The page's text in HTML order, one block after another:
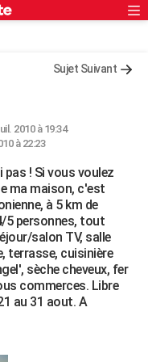
Sujet Suivant
2010 à 19:34
à 22:23
pas ! Si vous voulez
ma maison, c'est
à 5 km de
5 personnes, tout
salon TV, salle
terrasse, cuisinière
sèche cheveux, fer
commerces. Libre
au 31 aout. A